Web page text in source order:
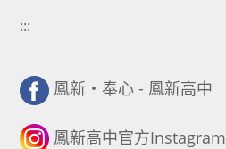
:::
鳳新・奉心 - 鳳新高中
鳳新高中官方Instagram